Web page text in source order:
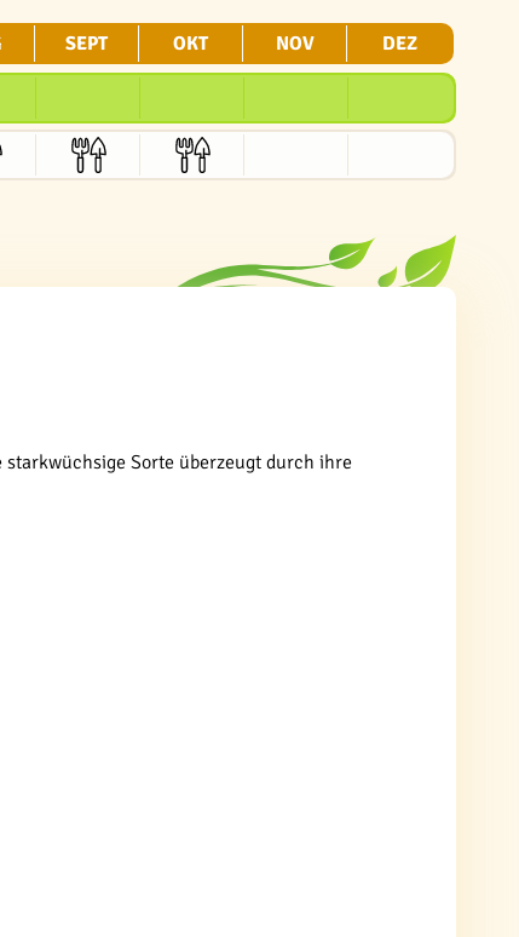
SEPT OKT NOV DEZ
Sorte überzeugt durch ihre